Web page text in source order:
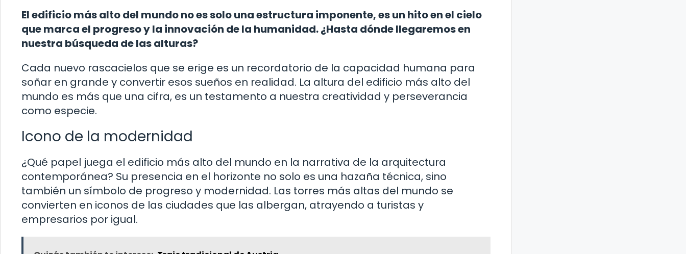
El edificio más alto del mundo no es solo una estructura imponente, es un hito en el cielo
que marca el progreso y la innovación de la humanidad. ¿Hasta dónde llegaremos en
nuestra búsqueda de las alturas?
Cada nuevo rascacielos que se erige es un recordatorio de la capacidad humana para
soñar en grande y convertir esos sueños en realidad. La altura del edificio más alto del
mundo es más que una cifra, es un testamento a nuestra creatividad y perseverancia
como especie.
Icono de la modernidad
¿Qué papel juega el edificio más alto del mundo en la narrativa de la arquitectura
contemporánea? Su presencia en el horizonte no solo es una hazaña técnica, sino
también un símbolo de progreso y modernidad. Las torres más altas del mundo se
convierten en iconos de las ciudades que las albergan, atrayendo a turistas y
empresarios por igual.